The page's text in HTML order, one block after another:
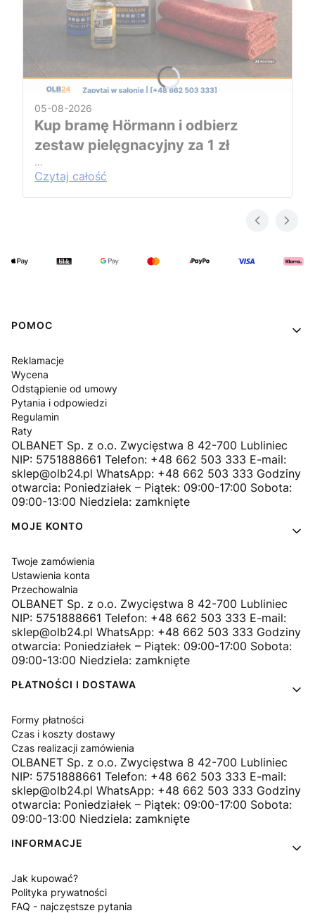
05-08-2026
Kup bramę Hörmann i odbierz
zestaw pielęgnacyjny za 1 zł
…
Czytaj całość
Linki w stopce
POMOC
Reklamacje
Wycena
Odstąpienie od umowy
Pytania i odpowiedzi
Regulamin
Raty
OLBANET Sp. z o.o. Zwycięstwa 8 42-700 Lubliniec
NIP: 5751888661 Telefon: +48 662 503 333 E-mail:
sklep@olb24.pl WhatsApp: +48 662 503 333 Godziny
otwarcia: Poniedziałek – Piątek: 09:00-17:00 Sobota:
09:00-13:00 Niedziela: zamknięte
MOJE KONTO
Twoje zamówienia
Ustawienia konta
Przechowalnia
OLBANET Sp. z o.o. Zwycięstwa 8 42-700 Lubliniec
NIP: 5751888661 Telefon: +48 662 503 333 E-mail:
sklep@olb24.pl WhatsApp: +48 662 503 333 Godziny
otwarcia: Poniedziałek – Piątek: 09:00-17:00 Sobota:
09:00-13:00 Niedziela: zamknięte
PŁATNOŚCI I DOSTAWA
Formy płatności
Czas i koszty dostawy
Czas realizacji zamówienia
OLBANET Sp. z o.o. Zwycięstwa 8 42-700 Lubliniec
NIP: 5751888661 Telefon: +48 662 503 333 E-mail:
sklep@olb24.pl WhatsApp: +48 662 503 333 Godziny
otwarcia: Poniedziałek – Piątek: 09:00-17:00 Sobota:
09:00-13:00 Niedziela: zamknięte
INFORMACJE
Jak kupować?
Polityka prywatności
FAQ - najczęstsze pytania